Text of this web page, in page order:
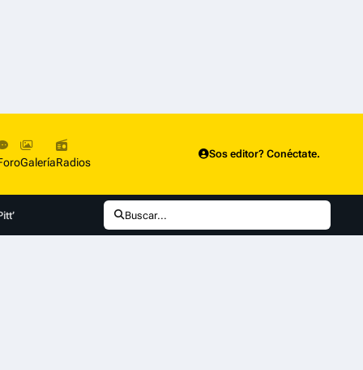
GaleríaRadios
Sos editor? Conéctate.
Buscar...